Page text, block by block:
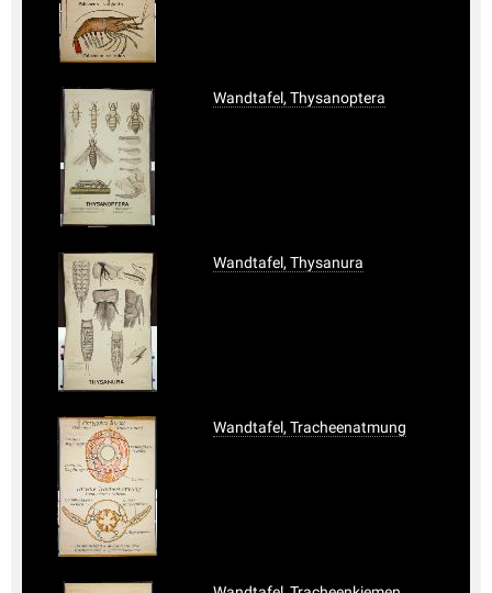
Wandtafel, Thysanoptera
Wandtafel, Thysanura
Wandtafel, Tracheenatmung